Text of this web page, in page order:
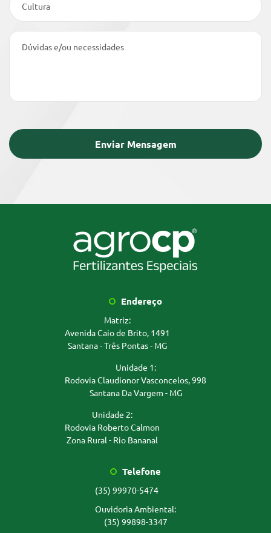
Cultura
Dúvidas e/ou necessidades
Endereço
Matriz:
Avenida Caio de Brito, 1491
Santana - Três Pontas - MG
Unidade 1:
Rodovia Claudionor Vasconcelos, 998
Santana Da Vargem - MG
Unidade 2:
Rodovia Roberto Calmon
Zona Rural - Rio Bananal
Telefone
(35) 99970-5474
Ouvidoria Ambiental:
(35) 99898-3347